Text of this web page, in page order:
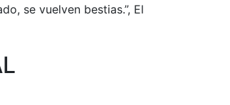
se vuelven bestias.”, El